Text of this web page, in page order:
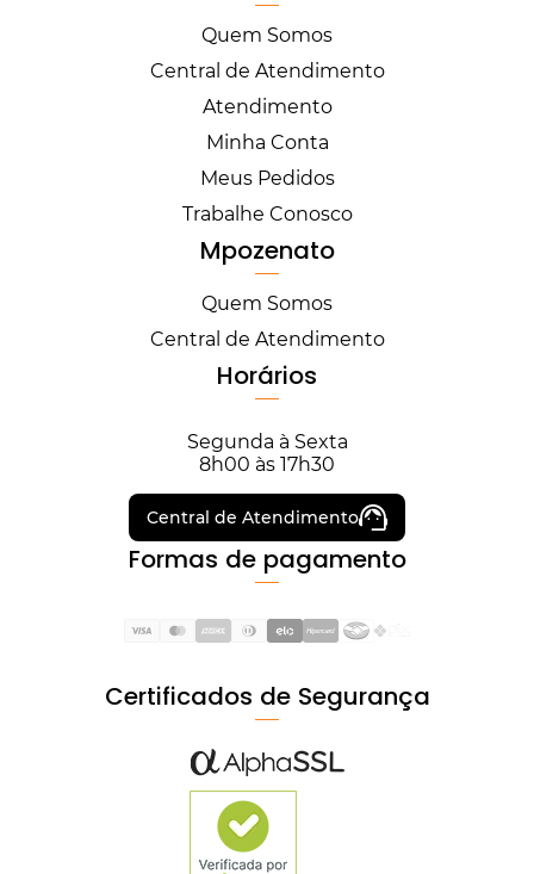
Quem Somos
Central de Atendimento
Atendimento
Minha Conta
Meus Pedidos
Trabalhe Conosco
Mpozenato
Quem Somos
Central de Atendimento
Horários
Segunda à Sexta
8h00 às 17h30
Central de Atendimento
Formas de pagamento
Certificados de Segurança